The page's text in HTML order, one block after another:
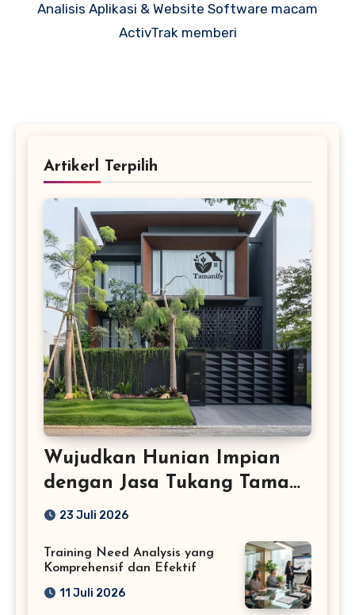
Analisis Aplikasi & Website Software macam
ActivTrak memberi
Artikerl Terpilih
Wujudkan Hunian Impian
dengan Jasa Tukang Taman
Profesional
23 Juli 2026
Training Need Analysis yang
Komprehensif dan Efektif
11 Juli 2026